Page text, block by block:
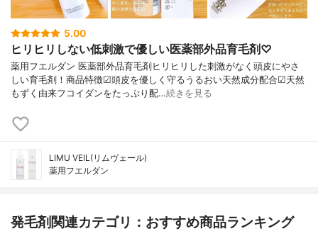
5.00
ヒリヒリしない低刺激で優しい医薬部外品育毛剤♡
薬用フエルダン 医薬部外品育毛剤ヒリヒリした刺激がなく頭皮にやさ
しい育毛剤！商品特徴☑頭皮を優しく守るうるおい天然成分配合☑天然
もずく由来フコイダンをたっぷり配…続きを見る
LIMU VEIL(リムヴェール)
薬用フエルダン
発毛剤関連カテゴリ：おすすめ商品ランキング